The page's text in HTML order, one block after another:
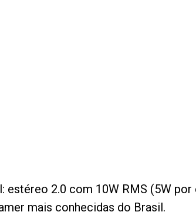
2.0 com 10W RMS (5W
mais conhecidas do Brasil.